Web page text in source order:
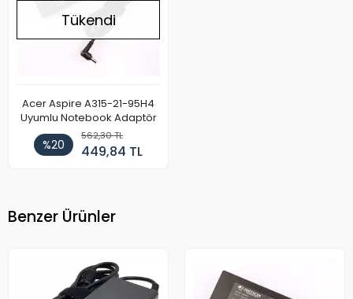
Tükendi
Acer Aspire A315-21-95H4
Uyumlu Notebook Adaptör
%20
562,30 TL
449,84 TL
Benzer Ürünler